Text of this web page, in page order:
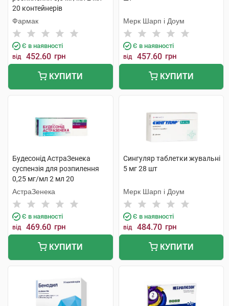
20 контейнерів
Фармак
Є в наявності
від 452.60 грн
КУПИТИ
Мерк Шарп і Доум
Є в наявності
від 457.60 грн
КУПИТИ
Будесонід АстраЗенека
суспензія для розпилення
0,25 мг/мл 2 мл 20
контейнерів
АстраЗенека
Є в наявності
від 469.60 грн
КУПИТИ
Сингуляр таблетки жувальні
5 мг 28 шт
Мерк Шарп і Доум
Є в наявності
від 484.70 грн
КУПИТИ